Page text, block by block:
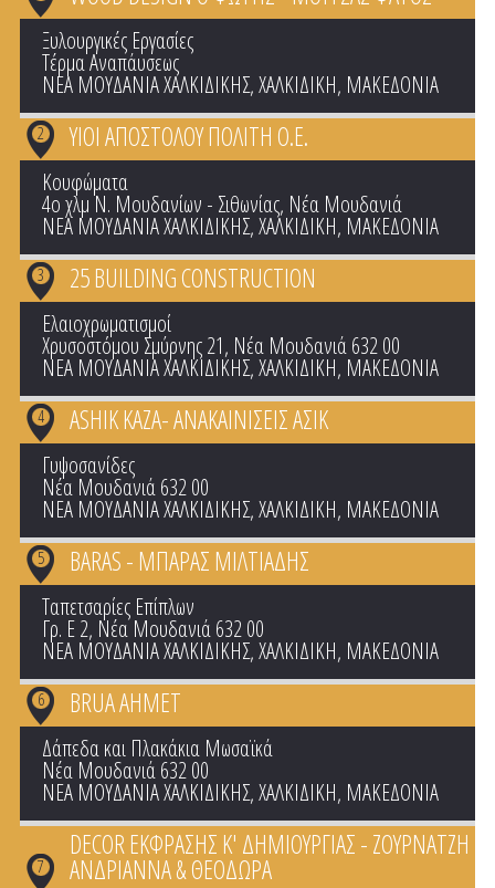
Ξυλουργικές Εργασίες
Τέρμα Αναπάυσεως
ΝΕΑ ΜΟΥΔΑΝΙΑ ΧΑΛΚΙΔΙΚΗΣ,ΧΑΛΚΙΔΙΚΗ, ΜΑΚΕΔΟΝΙΑ
ΥΙΟΙ ΑΠΟΣΤΟΛΟΥ ΠΟΛΙΤΗ Ο.Ε.
2
Κουφώματα
4ο χλμ Ν. Μουδανίων - Σιθωνίας, Νέα Μουδανιά
ΝΕΑ ΜΟΥΔΑΝΙΑ ΧΑΛΚΙΔΙΚΗΣ,ΧΑΛΚΙΔΙΚΗ, ΜΑΚΕΔΟΝΙΑ
25 BUILDING CONSTRUCTION
3
Ελαιοχρωματισμοί
Χρυσοστόμου Σμύρνης 21, Νέα Μουδανιά 632 00
ΝΕΑ ΜΟΥΔΑΝΙΑ ΧΑΛΚΙΔΙΚΗΣ,ΧΑΛΚΙΔΙΚΗ, ΜΑΚΕΔΟΝΙΑ
ASHIK KAZA- ΑΝΑΚΑΙΝΙΣΕΙΣ ΑΣΙΚ
4
Γυψοσανίδες
Νέα Μουδανιά 632 00
ΝΕΑ ΜΟΥΔΑΝΙΑ ΧΑΛΚΙΔΙΚΗΣ,ΧΑΛΚΙΔΙΚΗ, ΜΑΚΕΔΟΝΙΑ
BARAS - ΜΠΑΡΑΣ ΜΙΛΤΙΑΔΗΣ
5
Ταπετσαρίες Επίπλων
Γρ. Ε 2, Νέα Μουδανιά 632 00
ΝΕΑ ΜΟΥΔΑΝΙΑ ΧΑΛΚΙΔΙΚΗΣ,ΧΑΛΚΙΔΙΚΗ, ΜΑΚΕΔΟΝΙΑ
BRUA AHMET
6
Δάπεδα και Πλακάκια Μωσαϊκά
Νέα Μουδανιά 632 00
ΝΕΑ ΜΟΥΔΑΝΙΑ ΧΑΛΚΙΔΙΚΗΣ,ΧΑΛΚΙΔΙΚΗ, ΜΑΚΕΔΟΝΙΑ
DECOR ΕΚΦΡΑΣΗΣ Κ' ΔΗΜΙΟΥΡΓΙΑΣ - ΖΟΥΡΝΑΤΖΗ
ΑΝΔΡΙΑΝΝΑ & ΘΕΟΔΩΡΑ
7